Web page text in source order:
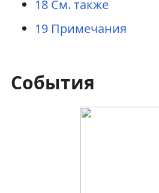
18 См. также
19 Примечания
События